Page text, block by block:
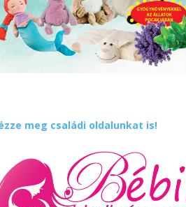
meg családi oldalunkat is!